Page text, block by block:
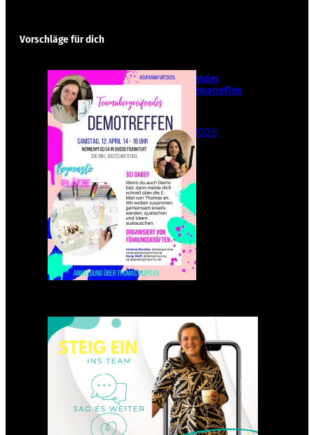
Vorschläge für dich
Teamübergreifendes
Stampin‘ Up! Demotreffen
– Sei dabei!
26. Februar 2025
Einsteigen 2025 im Team
Stampin‘ Sunny
23. Januar 2025